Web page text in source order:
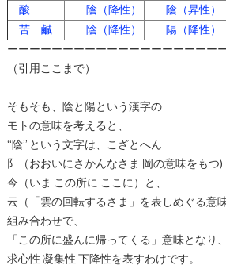
酸
陰（降性）
陰（昇性）
苦 鹹
陰（降性）
陽（降性）
ーーーーーーーーーーーーーーーーーーー
（引用ここまで）
そもそも、陰と陽という漢字の
モトの意味を考えると、
“陰” という文字は、こざとへん
阝（おおいにさかんなさま 岡の意味をもつ)
今（いま この所に ここに）と、
云（「雲の回転するさま」を表しめぐる意
組み合わせで、
「この所に盛んに帰ってくる」意味となり、
求心性 凝集性 下降性を表すわけです。